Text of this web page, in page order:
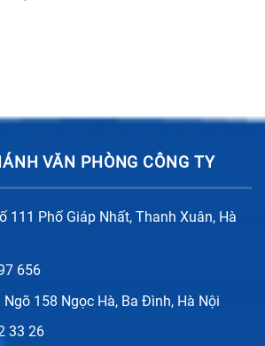
VĂN PHÒNG CÔNG TY
111 Phố Giáp Nhất, Thanh Xuân, Hà
656
Ngõ 158 Ngọc Hà, Ba Đình, Hà Nội
33 26